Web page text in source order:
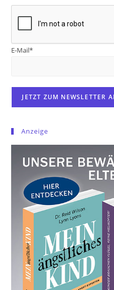
E-Mail*
Anzeige